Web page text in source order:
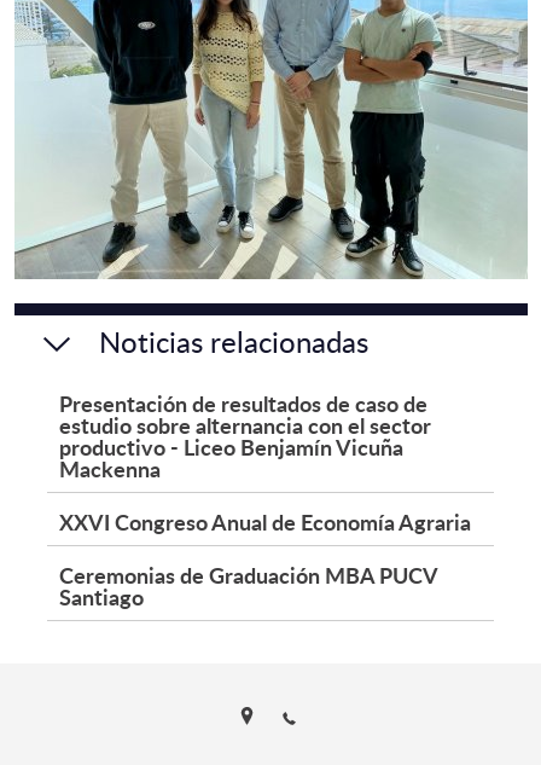
Noticias relacionadas
Presentación de resultados de caso de
estudio sobre alternancia con el sector
productivo - Liceo Benjamín Vicuña
Mackenna
XXVI Congreso Anual de Economía Agraria
Ceremonias de Graduación MBA PUCV
Santiago